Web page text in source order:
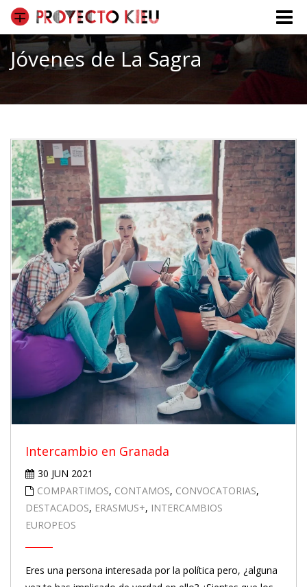
Toggle
Jóvenes de La Sagra
Intercambio en Granada
30 JUN 2021
COMPARTIMOS, CONTAMOS, CONVOCATORIAS,
DESTACADOS, ERASMUS+, INTERCAMBIOS
EUROPEOS
Eres una persona interesada por la política pero, ¿alguna